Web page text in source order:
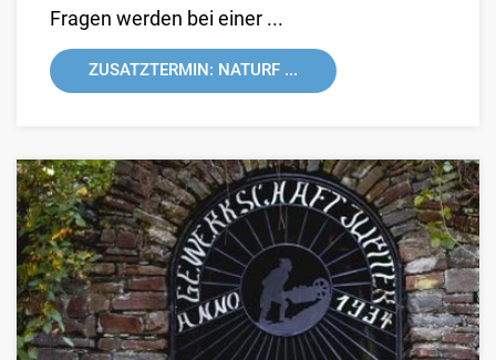
Fragen werden bei einer ...
ZUSATZTERMIN: NATURF ...